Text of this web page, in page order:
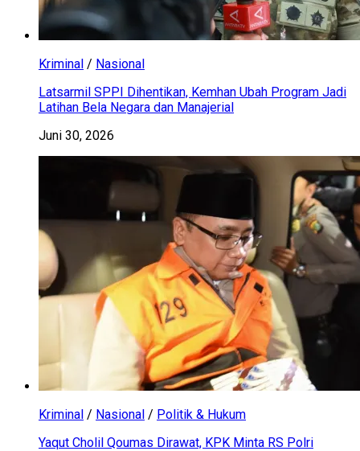
Kriminal / Nasional
Latsarmil SPPI Dihentikan, Kemhan Ubah Program Jadi
Latihan Bela Negara dan Manajerial
Juni 30, 2026
Kriminal / Nasional / Politik & Hukum
Yaqut Cholil Qoumas Dirawat, KPK Minta RS Polri